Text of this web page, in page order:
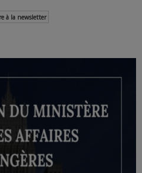
à la newsletter